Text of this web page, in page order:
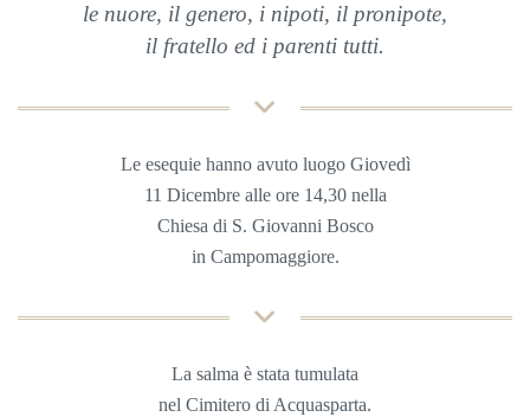
le nuore, il genero, i nipoti, il pronipote,
il fratello ed i parenti tutti.
Le esequie hanno avuto luogo Giovedì
11 Dicembre alle ore 14,30 nella
Chiesa di S. Giovanni Bosco
in Campomaggiore.
La salma è stata tumulata
nel Cimitero di Acquasparta.